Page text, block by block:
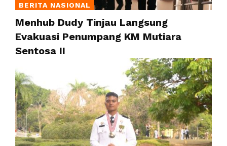
BERITA NASIONAL
Menhub Dudy Tinjau Langsung
Evakuasi Penumpang KM Mutiara
Sentosa II